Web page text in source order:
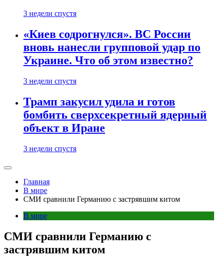
3 недели спустя
«Киев содрогнулся». ВС России
вновь нанесли групповой удар по
Украине. Что об этом известно?
3 недели спустя
Трамп закусил удила и готов
бомбить сверхсекретный ядерный
объект в Иране
3 недели спустя
Главная
В мире
СМИ сравнили Германию с застрявшим китом
В мире
СМИ сравнили Германию с
застрявшим китом